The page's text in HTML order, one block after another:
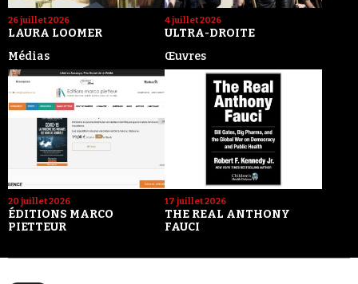
26 juillet 2026
LAURA LOOMER
4 juillet 2026
ULTRA-DROITE
Médias
20 juillet 2026
ÉDITIONS MARCO
PIETTEUR
Œuvres
17 juillet 2026
THE REAL ANTHONY
FAUCI